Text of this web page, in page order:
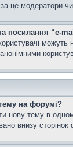
це модератори
посилання “e-
на форумі?
нову тему в
внизу